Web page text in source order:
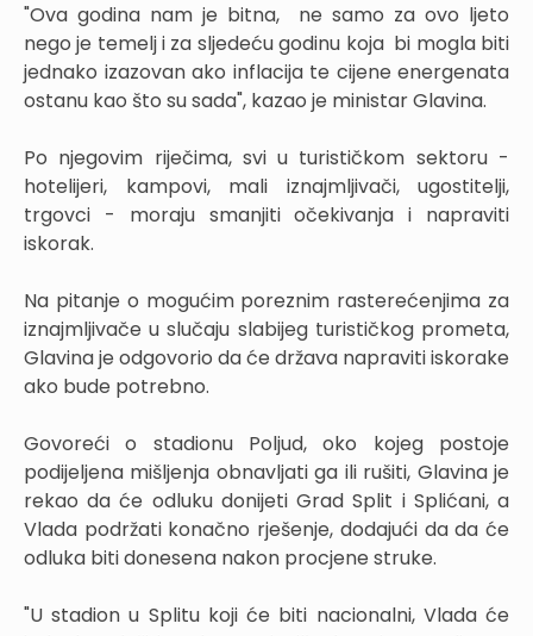
"Ova godina nam je bitna, ne samo za ovo ljeto
nego je temelj i za sljedeću godinu koja bi mogla biti
jednako izazovan ako inflacija te cijene energenata
ostanu kao što su sada", kazao je ministar Glavina.
Po njegovim riječima, svi u turističkom sektoru -
hotelijeri, kampovi, mali iznajmljivači, ugostitelji,
trgovci - moraju smanjiti očekivanja i napraviti
iskorak.
Na pitanje o mogućim poreznim rasterećenjima za
iznajmljivače u slučaju slabijeg turističkog prometa,
Glavina je odgovorio da će država napraviti iskorake
ako bude potrebno.
Govoreći o stadionu Poljud, oko kojeg postoje
podijeljena mišljenja obnavljati ga ili rušiti, Glavina je
rekao da će odluku donijeti Grad Split i Splićani, a
Vlada podržati konačno rješenje, dodajući da da će
odluka biti donesena nakon procjene struke.
"U stadion u Splitu koji će biti nacionalni, Vlada će